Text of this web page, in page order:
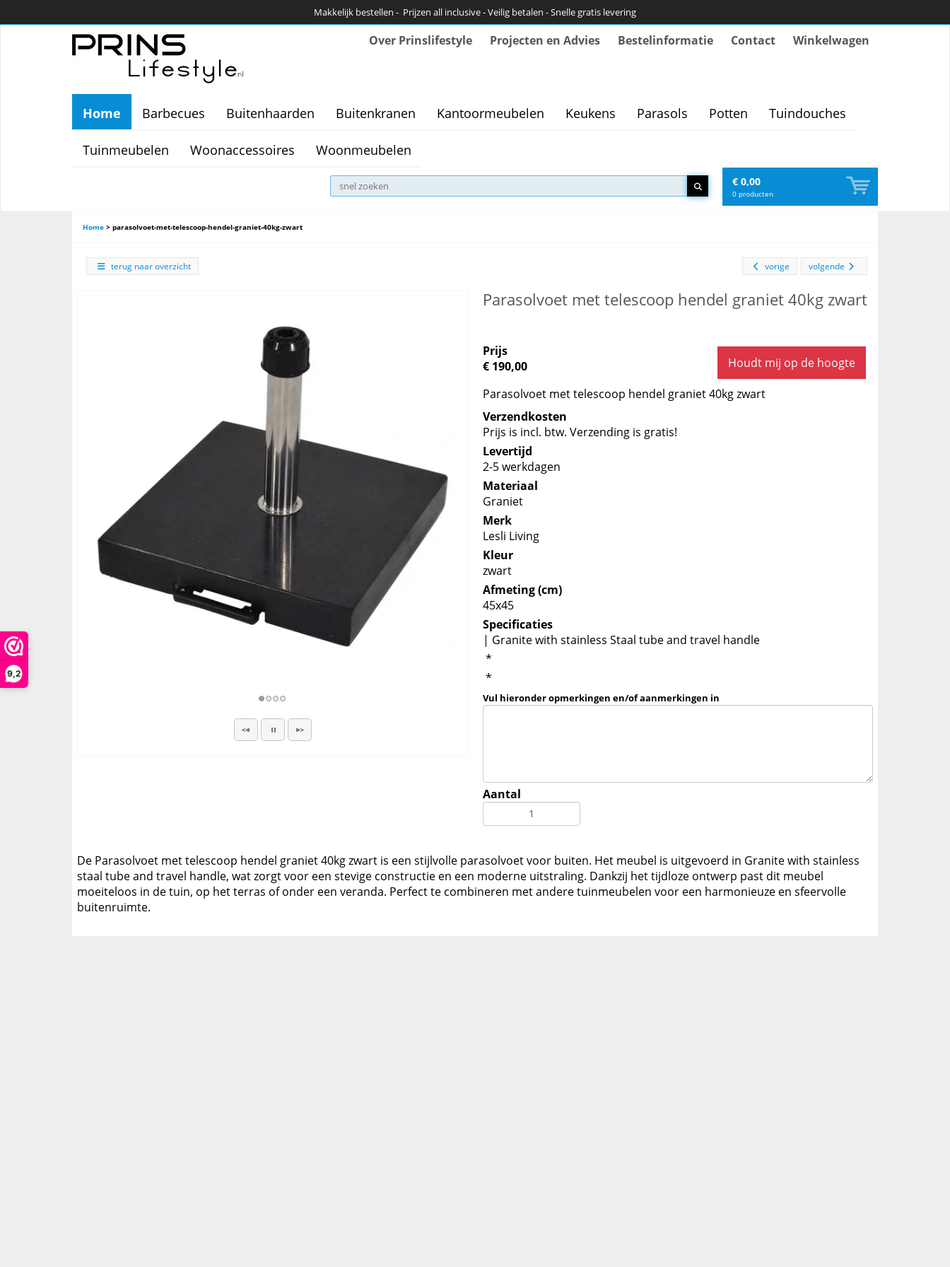
9,2
Makkelijk bestellen - Prijzen all inclusive - Veilig betalen - Snelle gratis levering
Over Prinslifestyle Projecten en Advies Bestelinformatie Contact Winkelwagen
Home Barbecues Buitenhaarden Buitenkranen Kantoormeubelen Keukens Parasols Potten Tuindouches
Tuinmeubelen Woonaccessoires Woonmeubelen
€ 0,00
0 producten
Home > parasolvoet-met-telescoop-hendel-graniet-40kg-zwart
terug naar overzicht volgende
vorige
Parasolvoet met telescoop hendel graniet 40kg zwart
Prijs
€ 190,00
Houdt mij op de hoogte
Parasolvoet met telescoop hendel graniet 40kg zwart
Verzendkosten
Prijs is incl. btw. Verzending is gratis!
Levertijd
2-5 werkdagen
Materiaal
Graniet
Merk
Lesli Living
Kleur
zwart
Afmeting (cm)
45x45
Specificaties
| Granite with stainless Staal tube and travel handle
*
*
Vul hieronder opmerkingen en/of aanmerkingen in
Aantal
De Parasolvoet met telescoop hendel graniet 40kg zwart is een stijlvolle parasolvoet voor buiten. Het meubel is uitgevoerd in Granite with stainless
staal tube and travel handle, wat zorgt voor een stevige constructie en een moderne uitstraling. Dankzij het tijdloze ontwerp past dit meubel
moeiteloos in de tuin, op het terras of onder een veranda. Perfect te combineren met andere tuinmeubelen voor een harmonieuze en sfeervolle
buitenruimte.